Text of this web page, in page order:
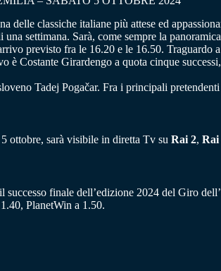
delle classiche italiane più attese ed
settimana. Sarà, come sempre la
previsto fra le 16.20 e le 16.50.
è Costante Girardengo a quota cinque
Tadej Pogačar. Fra i principali
ottobre, sarà visibile in diretta Tv su Rai 2, Rai
finale dell’edizione 2024 del Giro
PlanetWin a 1.50.